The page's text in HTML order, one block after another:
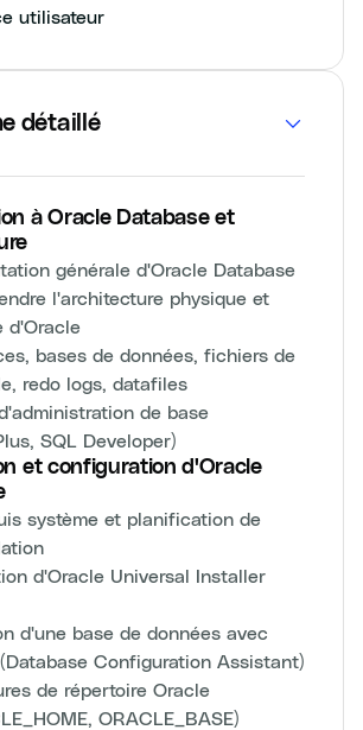
utilisateur
détaillé
à Oracle Database et
générale d'Oracle Database
l'architecture physique et
d'Oracle
bases de données, fichiers de
redo logs, datafiles
de base
SQL Developer)
et configuration d'Oracle
système et planification de
d'Oracle Universal Installer
d'une base de données avec
Configuration Assistant)
de répertoire Oracle
ORACLE_BASE)